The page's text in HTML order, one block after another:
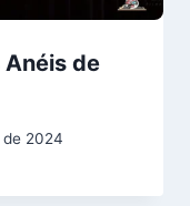
Anéis de
de 2024